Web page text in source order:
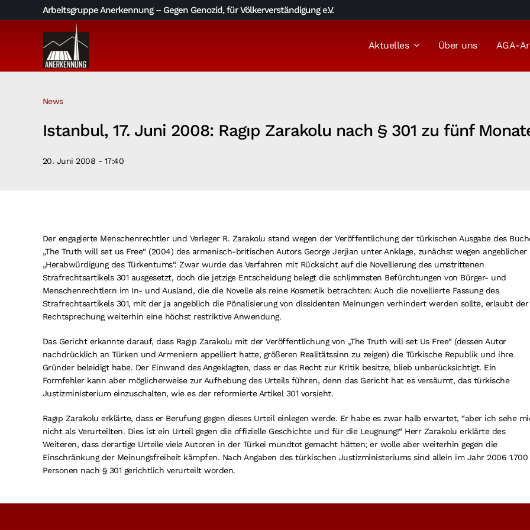
to
Arbeitsgruppe Anerkennung – Gegen Genozid, für Völkerverständigung e.V.
Aktuelles Über uns AGA-
News
Istanbul, 17. Juni 2008: Ragıp Zarakolu nach § 301 zu fünf
20. Juni 2008 - 17:40
Der engagierte Menschenrechtler und Verleger R. Zarakolu stand wegen der Veröffentlichung der türkischen Ausgabe des
„The Truth will set us Free“ (2004) des armenisch-britischen Autors George Jerjian unter Anklage, zunächst wegen angeblicher
„Herabwürdigung des Türkentums“. Zwar wurde das Verfahren mit Rücksicht auf die Novellierung des umstrittenen
Strafrechtsartikels 301 ausgesetzt, doch die jetzige Entscheidung belegt die schlimmsten Befürchtungen von Bürger- und
Menschenrechtlern im In- und Ausland, die die Novelle als reine Kosmetik betrachten: Auch die novellierte Fassung des
Strafrechtsartikels 301, mit der ja angeblich die Pönalisierung von dissidenten Meinungen verhindert werden sollte, erlaubt der
Rechtsprechung weiterhin eine höchst restriktive Anwendung.
Das Gericht erkannte darauf, dass Ragıp Zarakolu mit der Veröffentlichung von „The Truth will set Us Free“ (dessen Autor
nachdrücklich an Türken und Armeniern appelliert hatte, größeren Realitätssinn zu zeigen) die Türkische Republik und ihre
Gründer beleidigt habe. Der Einwand des Angeklagten, dass er das Recht zur Kritik besitze, blieb unberücksichtigt. Ein
Formfehler kann aber möglicherweise zur Aufhebung des Urteils führen, denn das Gericht hat es versäumt, das türkische
Justizministerium einzuschalten, wie es der reformierte Artikel 301 vorsieht.
Ragıp Zarakolu erklärte, dass er Berufung gegen dieses Urteil einlegen werde. Er habe es zwar halb erwartet, “aber ich sehe
nicht als Verurteilten. Dies ist ein Urteil gegen die offizielle Geschichte und für die Leugnung!“ Herr Zarakolu erklärte des
Weiteren, dass derartige Urteile viele Autoren in der Türkei mundtot gemacht hätten; er wolle aber weiterhin gegen die
Einschränkung der Meinungsfreiheit kämpfen. Nach Angaben des türkischen Justizministeriums sind allein im Jahr 2006 1.700
Personen nach § 301 gerichtlich verurteilt worden.